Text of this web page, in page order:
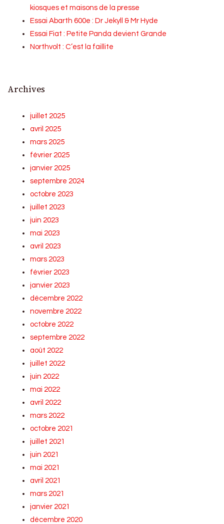
kiosques et maisons de la presse
Essai Abarth 600e : Dr Jekyll & Mr Hyde
Essai Fiat : Petite Panda devient Grande
Northvolt : C’est la faillite
Archives
juillet 2025
avril 2025
mars 2025
février 2025
janvier 2025
septembre 2024
octobre 2023
juillet 2023
juin 2023
mai 2023
avril 2023
mars 2023
février 2023
janvier 2023
décembre 2022
novembre 2022
octobre 2022
septembre 2022
août 2022
juillet 2022
juin 2022
mai 2022
avril 2022
mars 2022
octobre 2021
juillet 2021
juin 2021
mai 2021
avril 2021
mars 2021
janvier 2021
décembre 2020